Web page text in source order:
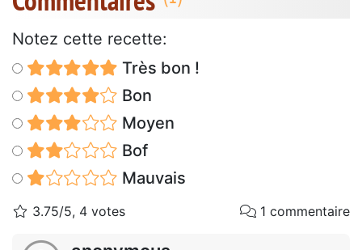
Notez cette recette:
Très bon !
Bon
Moyen
Bof
Mauvais
3.75/5, 4 votes 1 commentaire